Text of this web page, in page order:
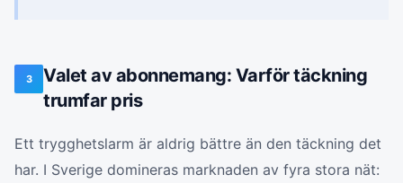
3
Valet av abonnemang: Varför täckning
trumfar pris
Ett trygghetslarm är aldrig bättre än den täckning det
har. I Sverige domineras marknaden av fyra stora nät: